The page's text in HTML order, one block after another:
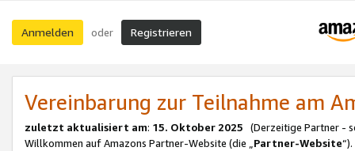
Anmelden oder Registrieren
Vereinbarung zur Teilnahme am
zuletzt aktualisiert am: 15. Oktober 2025 (Derzeitige Partner -
Willkommen auf Amazons Partner-Website (die „Partner-Website